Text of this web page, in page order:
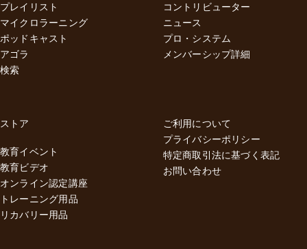
プレイリスト
マイクロラーニング
ポッドキャスト
アゴラ
検索
コントリビューター
ニュース
プロ・システム
メンバーシップ詳細
ストア
教育イベント
教育ビデオ
オンライン認定講座
トレーニング用品
リカバリー用品
ご利用について
プライバシーポリシー
特定商取引法に基づく表記
お問い合わせ